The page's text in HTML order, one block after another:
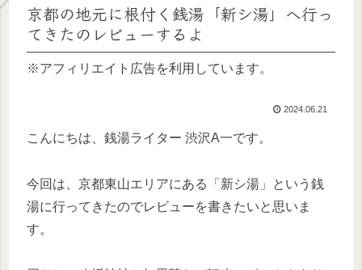
京都の地元に根付く銭湯「新シ湯」へ行っ
てきたのレビューするよ
※アフィリエイト広告を利用しています。
2024.06.21
こんにちは、銭湯ライター 渋沢A一です。
今回は、京都東山エリアにある「新シ湯」という銭
湯に行ってきたのでレビューを書きたいと思いま
す。